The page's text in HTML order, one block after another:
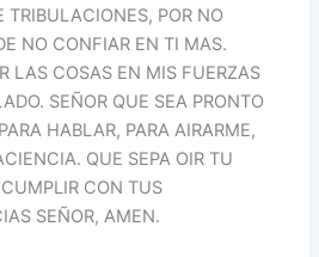
TRIBULACIONES, POR NO
NO CONFIAR EN TI MAS.
LAS COSAS EN MIS FUERZAS
SEÑOR QUE SEA PRONTO
HABLAR, PARA AIRARME,
QUE SEPA OIR TU
CON TUS
SEÑOR, AMEN.